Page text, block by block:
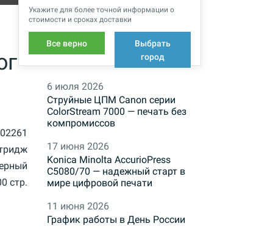
Укажите для более точной информации о
стоимости и сроках доставки
Все верно
Выбрать
город
стр.
НОВОСТИ
6 июля 2026
Струйные ЦПМ Canon серии
ColorStream 7000 — печать без
компромиссов
17 июня 2026
Konica Minolta AccurioPress
C5080/70 — надежный старт в
мире цифровой печати
11 июня 2026
График работы в День России